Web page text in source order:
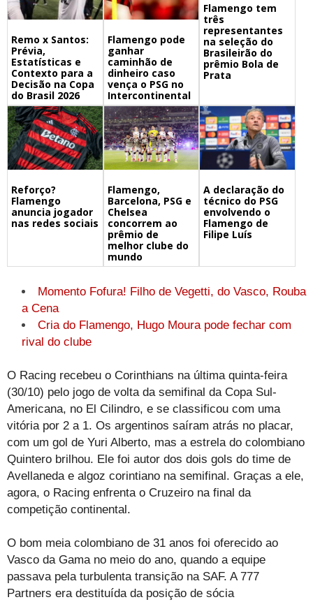
Remo x Santos:
Prévia,
Estatísticas e
Contexto para a
Decisão na Copa
do Brasil 2026
Flamengo pode
ganhar
caminhão de
dinheiro caso
vença o PSG no
Intercontinental
Flamengo tem
três
representantes
na seleção do
Brasileirão do
prêmio Bola de
Prata
Reforço?
Flamengo
anuncia jogador
nas redes sociais
Flamengo,
Barcelona, PSG e
Chelsea
concorrem ao
prêmio de
melhor clube do
mundo
A declaração do
técnico do PSG
envolvendo o
Flamengo de
Filipe Luís
Momento Fofura! Filho de Vegetti, do Vasco, Rouba
a Cena
Cria do Flamengo, Hugo Moura pode fechar com
rival do clube
O Racing recebeu o Corinthians na última quinta-feira
(30/10) pelo jogo de volta da semifinal da Copa Sul-
Americana, no El Cilindro, e se classificou com uma
vitória por 2 a 1. Os argentinos saíram atrás no placar,
com um gol de Yuri Alberto, mas a estrela do colombiano
Quintero brilhou. Ele foi autor dos dois gols do time de
Avellaneda e algoz corintiano na semifinal. Graças a ele,
agora, o Racing enfrenta o Cruzeiro na final da
competição continental.
O bom meia colombiano de 31 anos foi oferecido ao
Vasco da Gama no meio do ano, quando a equipe
passava pela turbulenta transição na SAF. A 777
Partners era destituída da posição de sócia